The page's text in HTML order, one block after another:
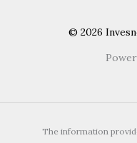
© 2026
The information